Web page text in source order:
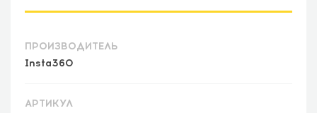
ПРОИЗВОДИТЕЛЬ
Insta360
АРТИКУЛ